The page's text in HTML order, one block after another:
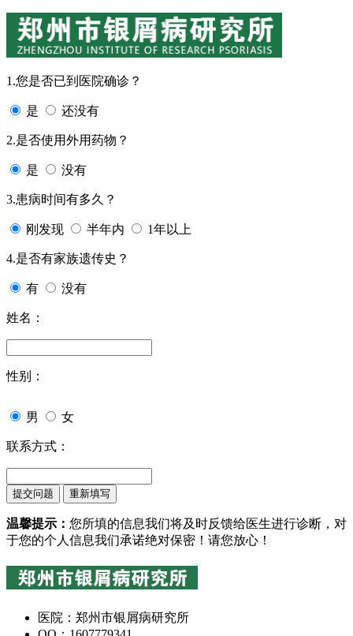
1.您是否已到医院确诊？
是 还没有
2.是否使用外用药物？
是 没有
3.患病时间有多久？
刚发现 半年内 1年以上
4.是否有家族遗传史？
有 没有
姓名：
性别：
男 女
联系方式：
温馨提示： 您所填的信息我们将及时反馈给医生进行诊断，对
于您的个人信息我们承诺绝对保密！请您放心！
医院：郑州市银屑病研究所